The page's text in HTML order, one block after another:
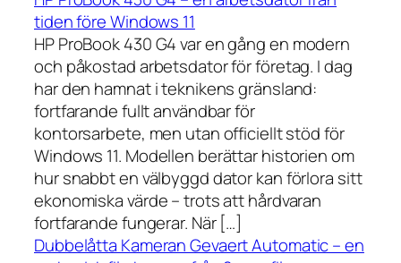
tiden före Windows 11
HP ProBook 430 G4 var en gång en modern
och påkostad arbetsdator för företag. I dag
har den hamnat i teknikens gränsland:
fortfarande fullt användbar för
kontorsarbete, men utan officiellt stöd för
Windows 11. Modellen berättar historien om
hur snabbt en välbyggd dator kan förlora sitt
ekonomiska värde – trots att hårdvaran
fortfarande fungerar. När […]
Dubbelåtta Kameran Gevaert Automatic – en